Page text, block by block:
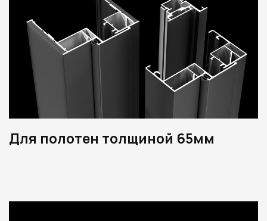
Для полотен толщиной 65мм